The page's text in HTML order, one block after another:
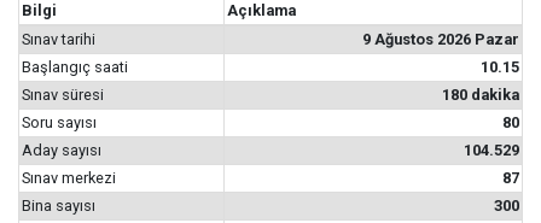
Bilgi
Açıklama
Sınav tarihi
9 Ağustos 2026 Pazar
Başlangıç saati
10.15
Sınav süresi
180 dakika
Soru sayısı
80
Aday sayısı
104.529
Sınav merkezi
87
Bina sayısı
300